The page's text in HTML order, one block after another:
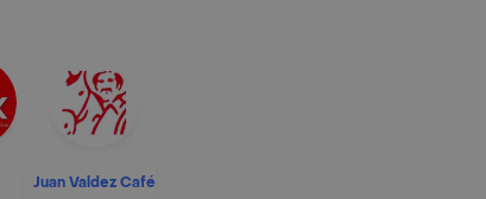
Juan Valdez Café